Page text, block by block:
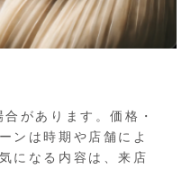
があります。価格・
ンは時期や店舗によ
になる内容は、来店